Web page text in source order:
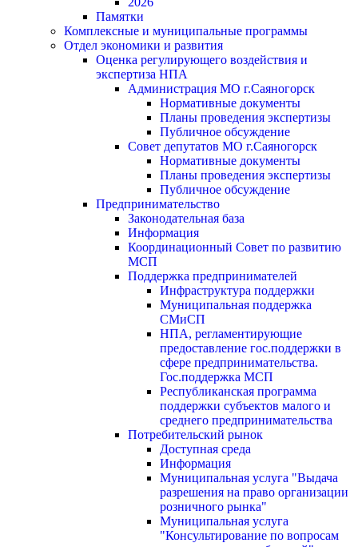
Памятки
Комплексные и муниципальные программы
Отдел экономики и развития
Оценка регулирующего воздействия и
экспертиза НПА
Администрация МО г.Саяногорск
Нормативные документы
Планы проведения экспертизы
Публичное обсуждение
Совет депутатов МО г.Саяногорск
Нормативные документы
Планы проведения экспертизы
Публичное обсуждение
Предпринимательство
Законодательная база
Информация
Координационный Совет по развитию
МСП
Поддержка предпринимателей
Инфраструктура поддержки
Муниципальная поддержка
СМиСП
НПА, регламентирующие
предоставление гос.поддержки в
сфере предпринимательства.
Гос.поддержка МСП
Республиканская программа
поддержки субъектов малого и
среднего предпринимательства
Потребительский рынок
Доступная среда
Информация
Муниципальная услуга "Выдача
разрешения на право организации
розничного рынка"
Муниципальная услуга
"Консультирование по вопросам